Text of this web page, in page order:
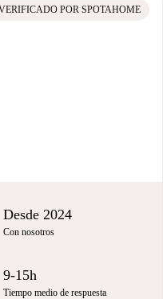
POR SPOTAHOME
Desde 2024
Con nosotros
9-15h
Tiempo medio de respuesta